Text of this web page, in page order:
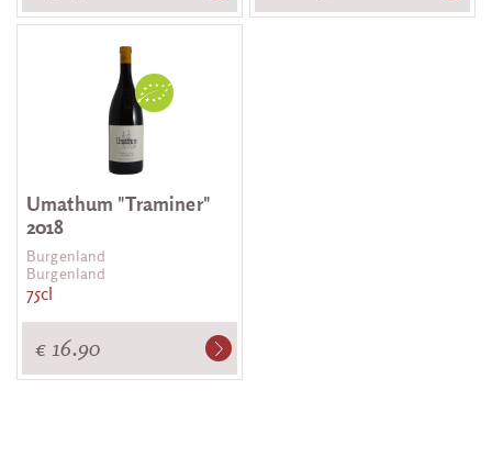
Umathum "Traminer"
2018
Burgenland
Burgenland
75cl
€ 16.90